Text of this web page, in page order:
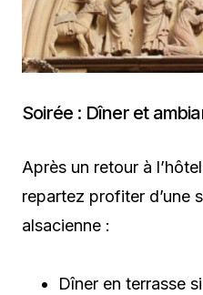
Soirée : Dîner et
Après un retour à
repartez profiter d’une
alsacienne :
Dîner en terrasse